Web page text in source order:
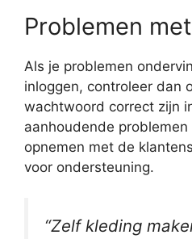
Problemen
Als je problemen
inloggen, controleer dan
wachtwoord correct zijn
aanhoudende
opnemen met de
voor ondersteuning.
“Zelf kleding